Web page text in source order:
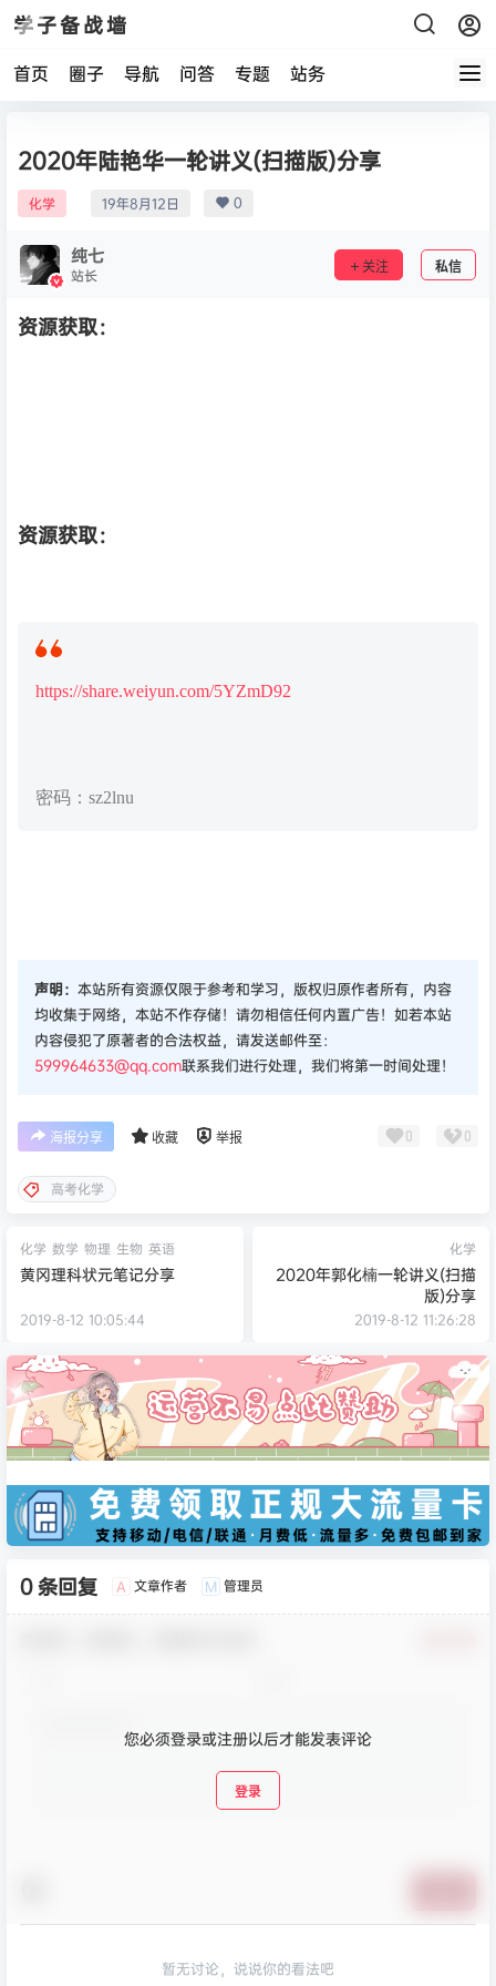
学子备战墙
首页 圈子 导航 问答 专题 站务
2020年陆艳华一轮讲义(扫描版)分享
化学 19年8月12日 0
纯七
站长 关注 私信
资源获取：
资源获取：
https://share.weiyun.com/5YZmD92
密码：sz2lnu
声明： 本站所有资源仅限于参考和学习，版权归原作者所有，内容
均收集于网络，本站不作存储！请勿相信任何内置广告！如若本站
内容侵犯了原著者的合法权益，请发送邮件至：
599964633@qq.com联系我们进行处理，我们将第一时间处理！
海报分享 收藏 举报 0 0
高考化学
化学 数学 物理 生物 英语
黄冈理科状元笔记分享
2019-8-12 10:05:44
化学
2020年郭化楠一轮讲义(扫描
版)分享
2019-8-12 11:26:28
0 条回复 A 文章作者 M 管理员
您必须登录或注册以后才能发表评论
登录
暂无讨论，说说你的看法吧